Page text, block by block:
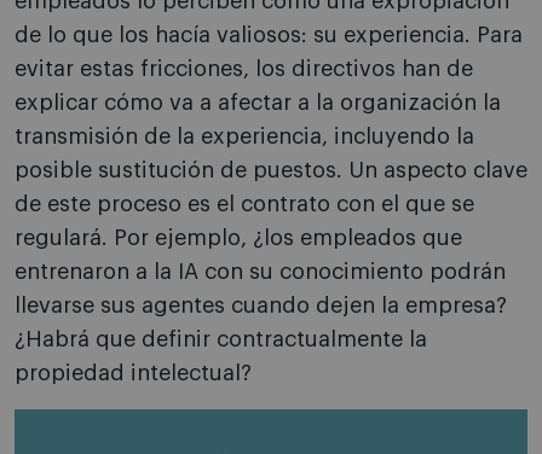
de lo que los hacía valiosos: su experiencia. Para
evitar estas fricciones, los directivos han de
explicar cómo va a afectar a la organización la
transmisión de la experiencia, incluyendo la
posible sustitución de puestos. Un aspecto clave
de este proceso es el contrato con el que se
regulará. Por ejemplo, ¿los empleados que
entrenaron a la IA con su conocimiento podrán
llevarse sus agentes cuando dejen la empresa?
¿Habrá que definir contractualmente la
propiedad intelectual?